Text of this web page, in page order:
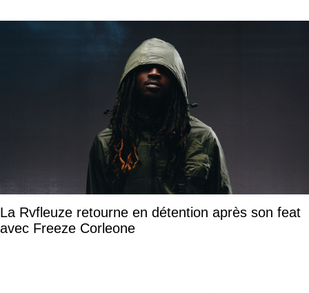
La Rvfleuze retourne en détention après son feat
avec Freeze Corleone